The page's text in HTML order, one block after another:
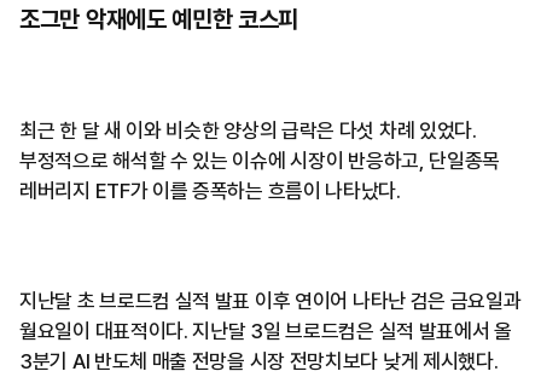
조그만 악재에도 예민한 코스피
최근 한 달 새 이와 비슷한 양상의 급락은 다섯 차례 있었다.
부정적으로 해석할 수 있는 이슈에 시장이 반응하고, 단일종목
레버리지 ETF가 이를 증폭하는 흐름이 나타났다.
지난달 초 브로드컴 실적 발표 이후 연이어 나타난 검은 금요일과
월요일이 대표적이다. 지난달 3일 브로드컴은 실적 발표에서 올
3분기 AI 반도체 매출 전망을 시장 전망치보다 낮게 제시했다.